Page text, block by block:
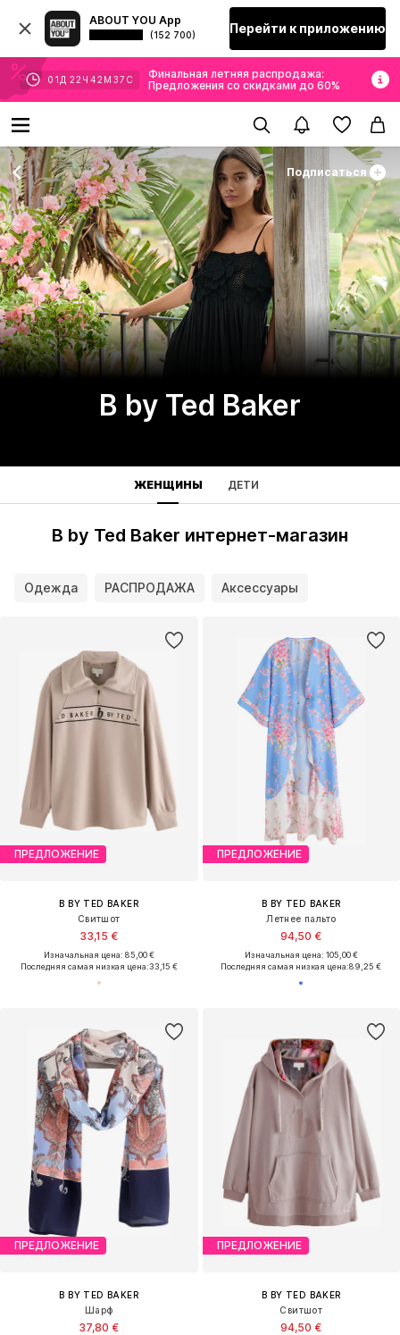
ABOUT YOU App
(152 700) Перейти к приложению
01 Д 22 Ч 42 М 35 С
Финальная летняя распродажа:
Предложения со скидками до 60%
Подписаться
B by Ted Baker
ЖЕНЩИНЫ ДЕТИ
B by Ted Baker интернет-магазин
Одежда РАСПРОДАЖА Аксессуары
ПРЕДЛОЖЕНИЕ
B BY TED BAKER
Свитшот
33,15 €
Изначальная цена: 85,00 €
Последняя самая низкая цена:33,15 €
ПРЕДЛОЖЕНИЕ
B BY TED BAKER
Летнее пальто
94,50 €
Изначальная цена: 105,00 €
Последняя самая низкая цена:89,25 €
ПРЕДЛОЖЕНИЕ
B BY TED BAKER
Шарф
37,80 €
ПРЕДЛОЖЕНИЕ
B BY TED BAKER
Свитшот
94,50 €